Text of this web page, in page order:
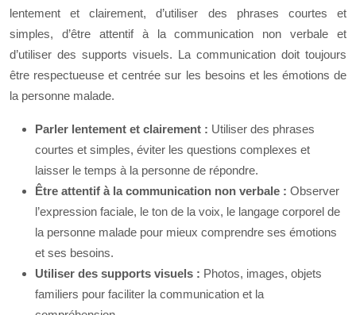
lentement et clairement, d’utiliser des phrases courtes et
simples, d’être attentif à la communication non verbale et
d’utiliser des supports visuels. La communication doit toujours
être respectueuse et centrée sur les besoins et les émotions de
la personne malade.
Parler lentement et clairement : Utiliser des phrases
courtes et simples, éviter les questions complexes et
laisser le temps à la personne de répondre.
Être attentif à la communication non verbale : Observer
l’expression faciale, le ton de la voix, le langage corporel de
la personne malade pour mieux comprendre ses émotions
et ses besoins.
Utiliser des supports visuels : Photos, images, objets
familiers pour faciliter la communication et la